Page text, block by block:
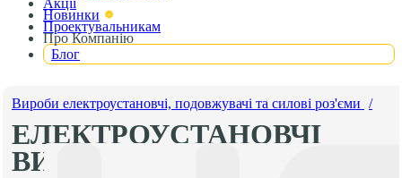
Акції
Новинки
Проектувальникам
Про Компанію
Блог
Вироби електроустановчі, подовжувачі та силові роз'єми /
ЕЛЕКТРОУСТАНОВЧІ
ВИРОБИ